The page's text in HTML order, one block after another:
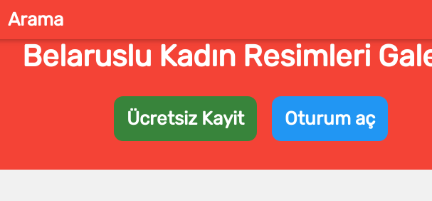
Arama
Belaruslu Kadın Resimleri
Ücretsiz Kayit Oturum aç